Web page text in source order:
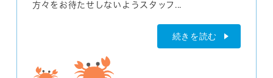
方々をお待たせしないようスタッフ...
続きを読む